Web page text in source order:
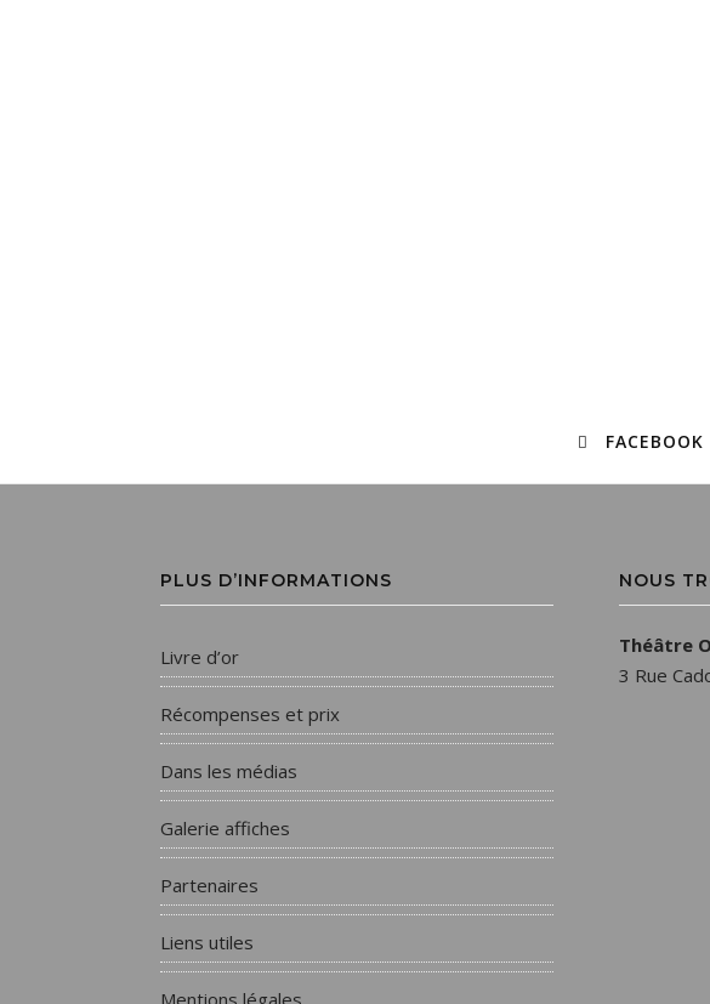
FACEBOOK
PLUS D’INFORMATIONS
Livre d’or
Récompenses et prix
Dans les médias
Galerie affiches
Partenaires
Liens utiles
Mentions légales
NOUS
Théâtre
3 Rue